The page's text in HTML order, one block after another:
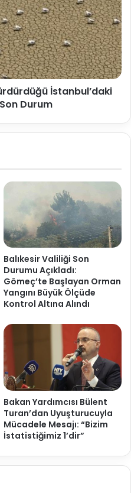
İstanbul’daki
Durum
Balıkesir Valiliği Son
Durumu Açıkladı:
Gömeç’te Başlayan Orman
Yangını Büyük Ölçüde
Kontrol Altına Alındı
Bakan Yardımcısı Bülent
Turan’dan Uyuşturucuyla
Mücadele Mesajı: “Bizim
İstatistiğimiz 1’dir”